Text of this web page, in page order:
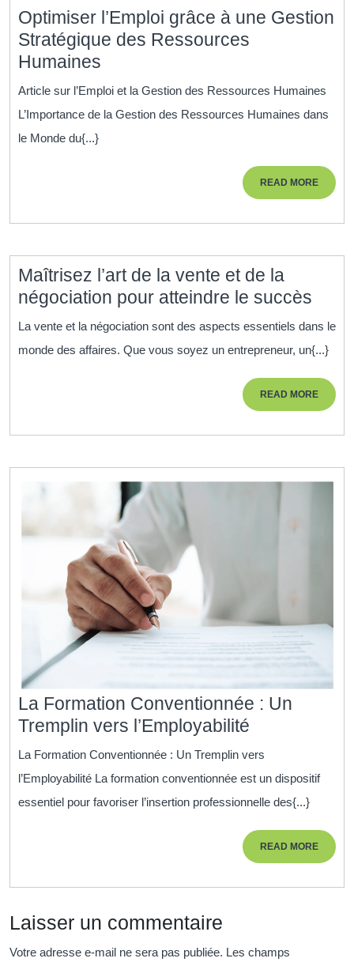
Optimiser l’Emploi grâce à une Gestion
Stratégique des Ressources
Humaines
l’Emploi
grâce
Humaines
Article sur l’Emploi et la Gestion des Ressources Humaines
L’Importance de la Gestion des Ressources Humaines dans
le Monde du{...}
READ MOREREAD
MORE
Maîtrisez l’art de la vente et de la
négociation pour atteindre le succès
l’art
de
la
et
La vente et la négociation sont des aspects essentiels dans le
monde des affaires. Que vous soyez un entrepreneur, un{...}
READ MOREREAD
MORE
La Formation Conventionnée : Un
Tremplin vers l’Employabilité
Formation
Tremplin
vers
La Formation Conventionnée : Un Tremplin vers
l’Employabilité La formation conventionnée est un dispositif
essentiel pour favoriser l’insertion professionnelle des{...}
READ MOREREAD
MORE
Laisser un commentaire
Votre adresse e-mail ne sera pas publiée. Les champs